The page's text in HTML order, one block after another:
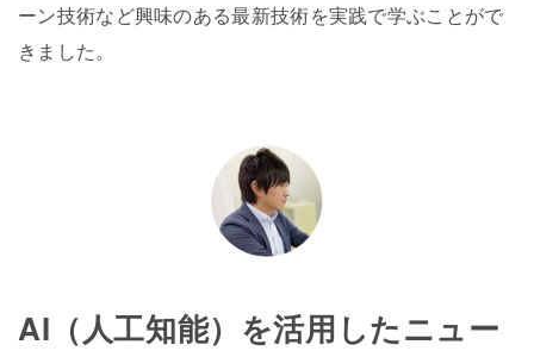
ーン技術など興味のある最新技術を実践で学ぶことがで
きました。
AI（人工知能）を活用したニュー